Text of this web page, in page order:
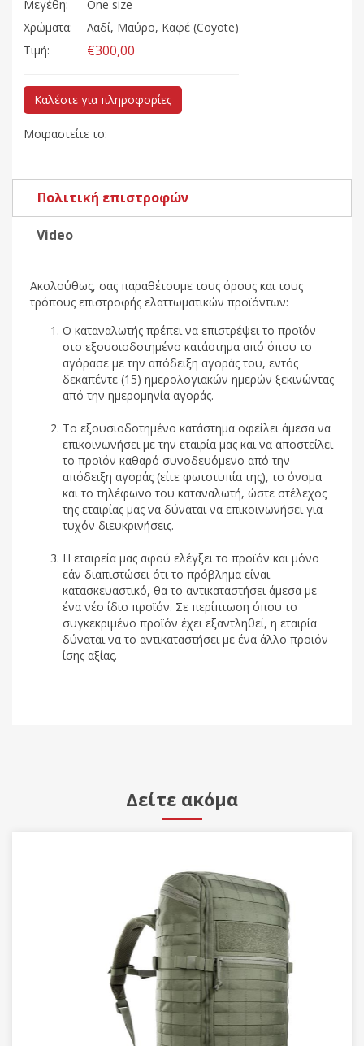
Μεγέθη:
One size
Χρώματα:
Λαδί, Μαύρο, Καφέ (Coyote)
Τιμή:
€300,00
Καλέστε για πληροφορίες
Μοιραστείτε το:
Πολιτική επιστροφών
Video
Ακολούθως, σας παραθέτουμε τους όρους και τους
τρόπους επιστροφής ελαττωματικών προϊόντων:
Ο καταναλωτής πρέπει να επιστρέψει το προϊόν
στο εξουσιοδοτημένο κατάστημα από όπου το
αγόρασε με την απόδειξη αγοράς του, εντός
δεκαπέντε (15) ημερολογιακών ημερών ξεκινώντας
από την ημερομηνία αγοράς.
Το εξουσιοδοτημένο κατάστημα οφείλει άμεσα να
επικοινωνήσει με την εταιρία μας και να αποστείλει
το προϊόν καθαρό συνοδευόμενο από την
απόδειξη αγοράς (είτε φωτοτυπία της), το όνομα
και το τηλέφωνο του καταναλωτή, ώστε στέλεχος
της εταιρίας μας να δύναται να επικοινωνήσει για
τυχόν διευκρινήσεις.
Η εταιρεία μας αφού ελέγξει το προϊόν και μόνο
εάν διαπιστώσει ότι το πρόβλημα είναι
κατασκευαστικό, θα το αντικαταστήσει άμεσα με
ένα νέο ίδιο προϊόν. Σε περίπτωση όπου το
συγκεκριμένο προϊόν έχει εξαντληθεί, η εταιρία
δύναται να το αντικαταστήσει με ένα άλλο προϊόν
ίσης αξίας.
Δείτε ακόμα